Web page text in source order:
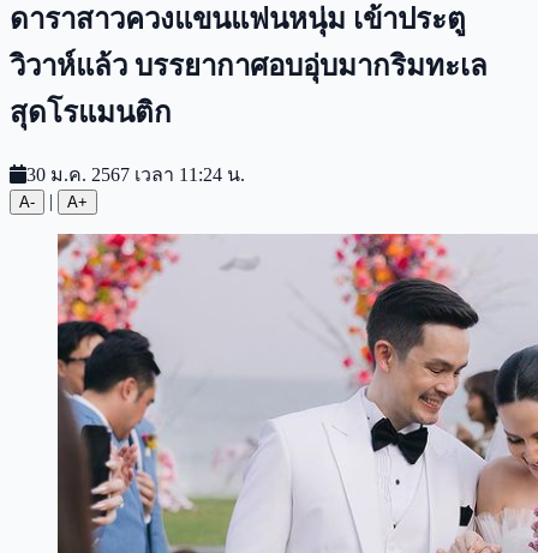
ดาราสาวควงแขนแฟนหนุ่ม เข้าประตู
วิวาห์แล้ว บรรยากาศอบอุ่บมากริมทะเล
สุดโรแมนติก
30 ม.ค. 2567 เวลา 11:24 น.
A- | A+